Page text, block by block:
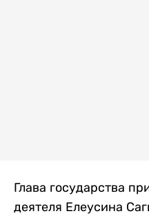
Глава государства
деятеля Елеусина